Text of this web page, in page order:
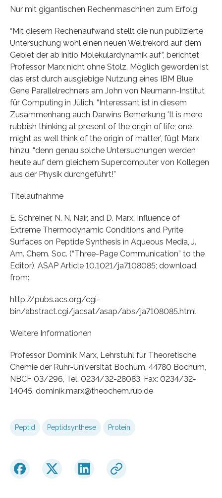
Nur mit gigantischen Rechenmaschinen zum Erfolg
“Mit diesem Rechenaufwand stellt die nun publizierte
Untersuchung wohl einen neuen Weltrekord auf dem
Gebiet der ab initio Molekulardynamik auf”, berichtet
Professor Marx nicht ohne Stolz. Möglich geworden ist
das erst durch ausgiebige Nutzung eines IBM Blue
Gene Parallelrechners am John von Neumann-Institut
für Computing in Jülich. “Interessant ist in diesem
Zusammenhang auch Darwins Bemerkung 'It is mere
rubbish thinking at present of the origin of life; one
might as well think of the origin of matter', fügt Marx
hinzu, “denn genau solche Untersuchungen werden
heute auf dem gleichem Supercomputer von Kollegen
aus der Physik durchgeführt!”
Titelaufnahme
E. Schreiner, N. N. Nair, and D. Marx, Influence of
Extreme Thermodynamic Conditions and Pyrite
Surfaces on Peptide Synthesis in Aqueous Media, J.
Am. Chem. Soc. (“Three-Page Communication” to the
Editor), ASAP Article 10.1021/ja7108085; download
from:
http://pubs.acs.org/cgi-
bin/abstract.cgi/jacsat/asap/abs/ja7108085.html
Weitere Informationen
Professor Dominik Marx, Lehrstuhl für Theoretische
Chemie der Ruhr-Universität Bochum, 44780 Bochum,
NBCF 03/296, Tel. 0234/32-28083, Fax: 0234/32-
14045, dominik.marx@theochem.rub.de
Peptid Peptidsynthese Protein